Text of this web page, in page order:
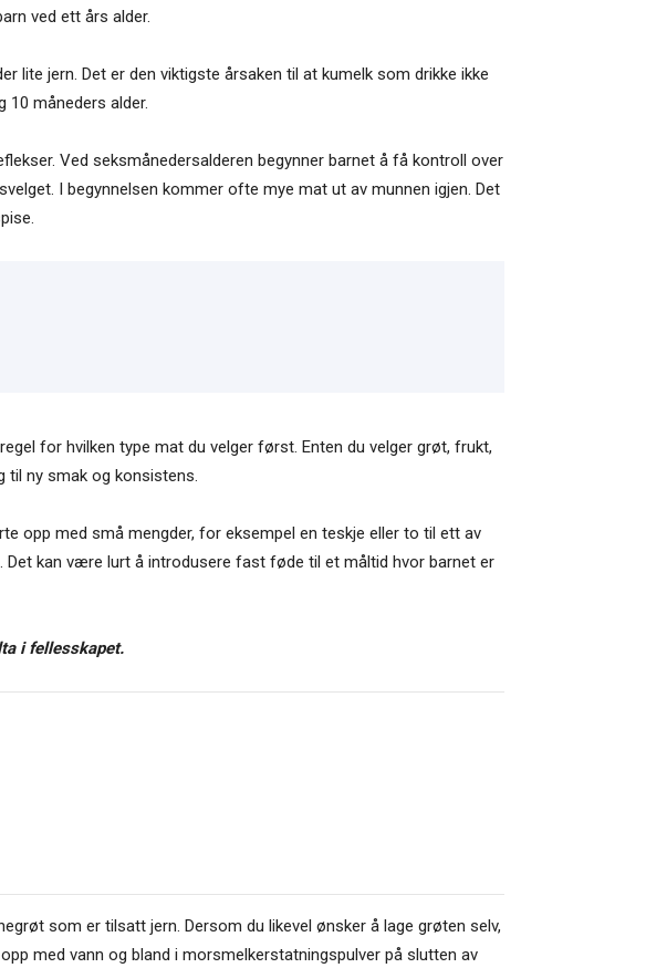
ved ett års alder.
lite jern. Det er den viktigste årsaken til at kumelk som drikke ikke
10 måneders alder.
Ved seksmånedersalderen begynner barnet å få kontroll over
I begynnelsen kommer ofte mye mat ut av munnen igjen. Det
for hvilken type mat du velger først. Enten du velger grøt, frukt,
til ny smak og konsistens.
opp med små mengder, for eksempel en teskje eller to til ett av
Det kan være lurt å introdusere fast føde til et måltid hvor barnet er
i fellesskapet.
som er tilsatt jern. Dersom du likevel ønsker å lage grøten selv,
med vann og bland i morsmelkerstatningspulver på slutten av